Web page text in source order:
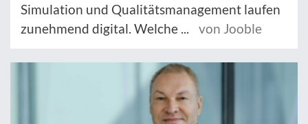
Simulation und Qualitätsmanagement laufen
zunehmend digital. Welche ...
von Jooble